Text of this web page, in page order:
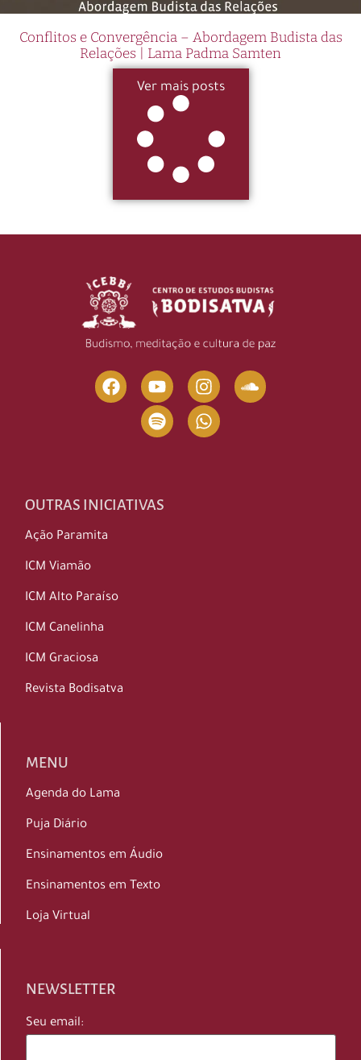
Conflitos e Convergência – Abordagem Budista das
Relações | Lama Padma Samten
Ver mais posts
OUTRAS INICIATIVAS
Ação Paramita
ICM Viamão
ICM Alto Paraíso
ICM Canelinha
ICM Graciosa
Revista Bodisatva
MENU
Agenda do Lama
Puja Diário
Ensinamentos em Áudio
Ensinamentos em Texto
Loja Virtual
NEWSLETTER
Seu email: